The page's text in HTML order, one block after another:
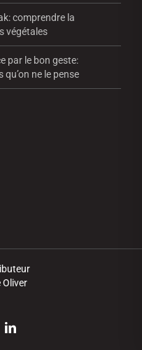
comprendre la
végétales
par le bon geste:
ne le pense
Oliver
LinkedIn